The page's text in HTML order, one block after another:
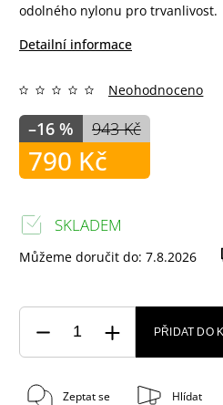
odolného nylonu pro trvanlivost.
Detailní informace
Neohodnoceno
943 Kč
–16 %
790 Kč
SKLADEM
Můžeme doručit do: 7.8.2026
PŘIDAT DO
Zeptat se Hlídat